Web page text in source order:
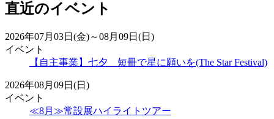
直近のイベント
2026年07月03日(金)～08月09日(日)
イベント
【自主事業】七夕 短冊で星に願いを(The Star Festival)
2026年08月09日(日)
イベント
≪8月≫常設展ハイライトツアー